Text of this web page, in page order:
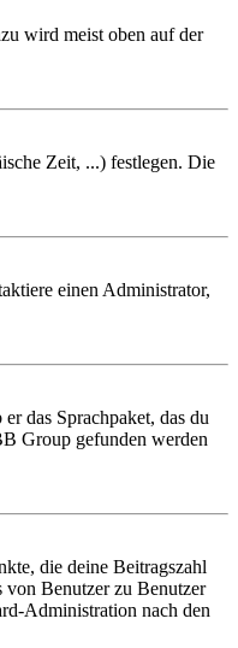
wird meist oben auf der
Zeit, ...) festlegen. Die
einen Administrator,
das Sprachpaket, das du
Group gefunden werden
die deine Beitragszahl
von Benutzer zu Benutzer
Administration nach den